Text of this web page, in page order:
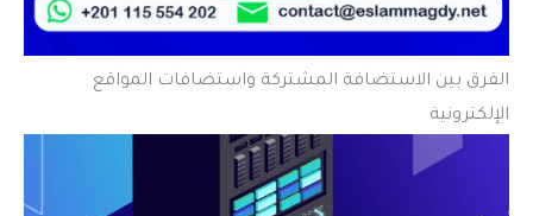
الفرق بين الاستضافة المشتركة واستضافات المواقع
الإلكترونية